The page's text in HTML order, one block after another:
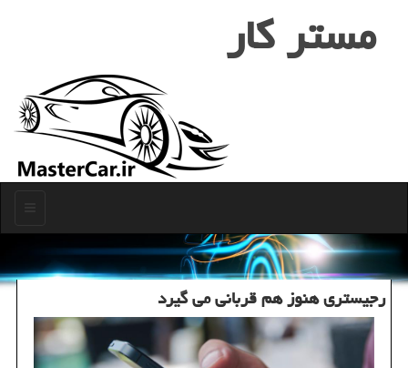
مستر كار
رجیستری هنوز هم قربانی می گیرد